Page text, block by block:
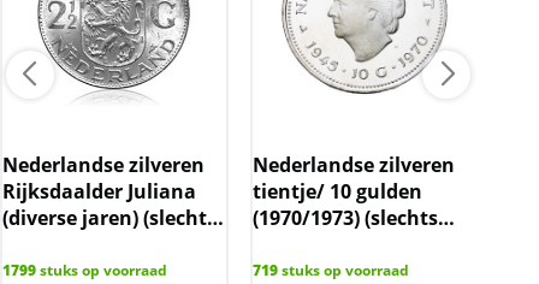
Nederlandse zilveren
Rijksdaalder Juliana
(diverse jaren) (slechts
1799stuks op voorraad
Nederlandse zilveren
tientje/ 10 gulden
(1970/1973) (slechts
719stuks op voorraad